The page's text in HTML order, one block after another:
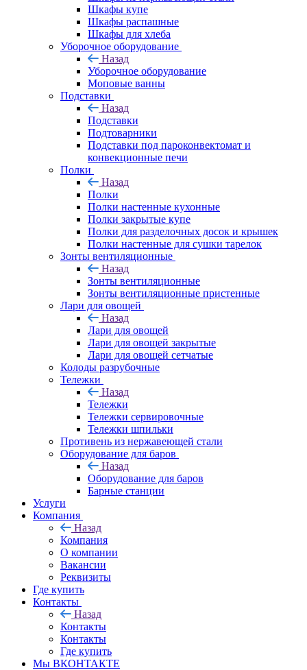
Шкафы купе
Шкафы распашные
Шкафы для хлеба
Уборочное оборудование
Назад
Уборочное оборудование
Моповые ванны
Подставки
Назад
Подставки
Подтоварники
Подставки под пароконвектомат и
конвекционные печи
Полки
Назад
Полки
Полки настенные кухонные
Полки закрытые купе
Полки для разделочных досок и крышек
Полки настенные для сушки тарелок
Зонты вентиляционные
Назад
Зонты вентиляционные
Зонты вентиляционные пристенные
Лари для овощей
Назад
Лари для овощей
Лари для овощей закрытые
Лари для овощей сетчатые
Колоды разрубочные
Тележки
Назад
Тележки
Тележки сервировочные
Тележки шпильки
Противень из нержавеющей стали
Оборудование для баров
Назад
Оборудование для баров
Барные станции
Услуги
Компания
Назад
Компания
О компании
Вакансии
Реквизиты
Где купить
Контакты
Назад
Контакты
Контакты
Где купить
Мы ВКОНТАКТЕ